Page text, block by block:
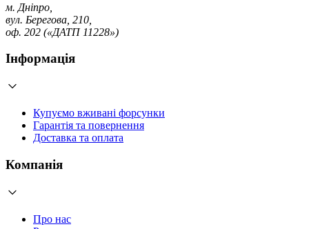
м. Дніпро,
вул. Берегова, 210,
оф. 202 («ДАТП 11228»)
Інформація
Купуємо вживані форсунки
Гарантія та повернення
Доставка та оплата
Компанія
Про нас